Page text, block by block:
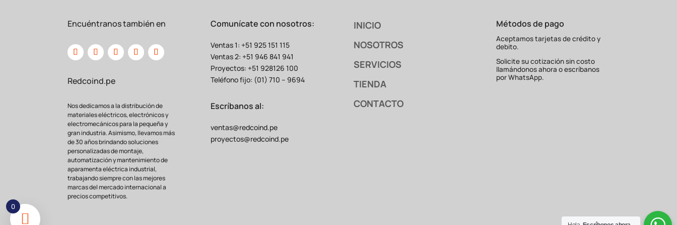
Encuéntranos también en
Redcoind.pe
Nos dedicamos a la distribución de
materiales eléctricos, electrónicos y
electromecánicos para la pequeña y
gran industria. Asimismo, llevamos más
de 30 años brindando soluciones
personalizadas de montaje,
automatización y mantenimiento de
aparamenta eléctrica industrial,
trabajando siempre con las mejores
marcas del mercado internacional a
precios competitivos.
Comunícate con nosotros:
Ventas 1: +51 925 151 115
Ventas 2: +51 946 841 941
Proyectos: +51 928126 100
Teléfono fijo: (01) 710 – 9694
Escríbanos al:
ventas@redcoind.pe
proyectos@redcoind.pe
INICIO
NOSOTROS
SERVICIOS
TIENDA
CONTACTO
Métodos de pago
Aceptamos tarjetas de crédito y
debito.
Solicite su cotización sin costo
llamándonos ahora o escríbanos
por WhatsApp.
0